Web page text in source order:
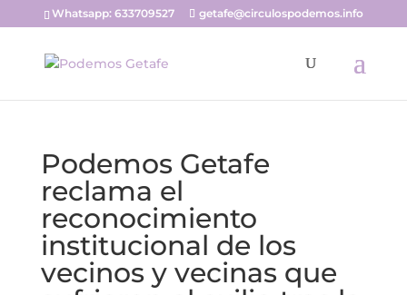
Whatsapp: 633709527 getafe@circulospodemos.info
Podemos Getafe
reclama el
reconocimiento
institucional de los
vecinos y vecinas que